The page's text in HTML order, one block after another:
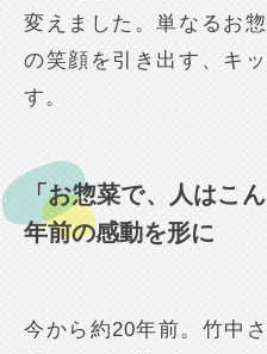
変えました。単なるお
の笑顔を引き出す、キ
す。
「お惣菜で、人はこ
年前の感動を形に
今から約20年前。竹中